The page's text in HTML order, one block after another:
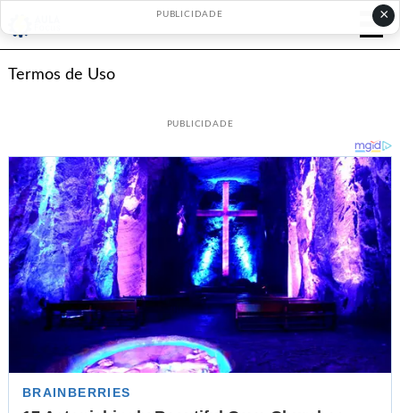
Termos de Uso
PUBLICIDADE
×
PUBLICIDADE